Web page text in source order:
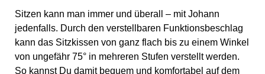
Sitzen kann man immer und überall – mit Johann
jedenfalls. Durch den verstellbaren Funktionsbeschlag
kann das Sitzkissen von ganz flach bis zu einem Winkel
von ungefähr 75° in mehreren Stufen verstellt werden.
So kannst Du damit bequem und komfortabel auf dem